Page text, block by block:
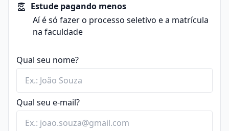
Estude pagando menos
Aí é só fazer o processo seletivo e a matrícula
na faculdade
Qual seu nome?
Qual seu e-mail?